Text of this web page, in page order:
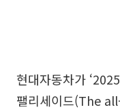
현대자동차가
팰리세이드(The